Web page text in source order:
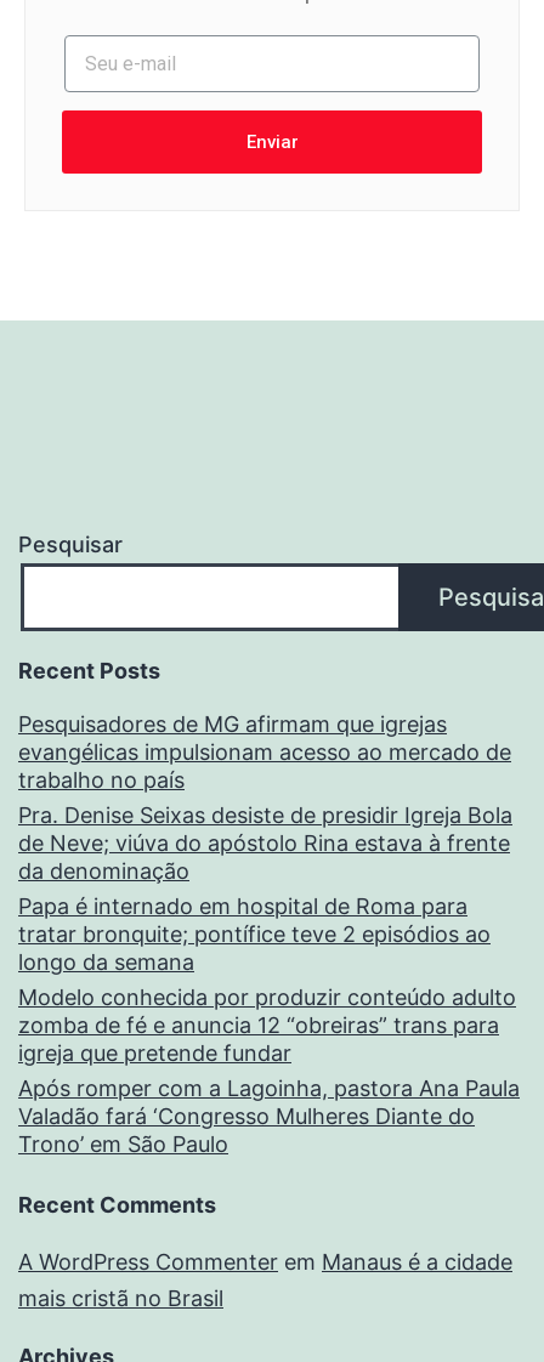
Enviar
Pesquisar
Recent Posts
Pesquisadores de MG afirmam que igrejas
evangélicas impulsionam acesso ao mercado de
trabalho no país
Pra. Denise Seixas desiste de presidir Igreja Bola
de Neve; viúva do apóstolo Rina estava à frente
da denominação
Papa é internado em hospital de Roma para
tratar bronquite; pontífice teve 2 episódios ao
longo da semana
Modelo conhecida por produzir conteúdo adulto
zomba de fé e anuncia 12 “obreiras” trans para
igreja que pretende fundar
Após romper com a Lagoinha, pastora Ana Paula
Valadão fará ‘Congresso Mulheres Diante do
Trono’ em São Paulo
Recent Comments
A WordPress Commenter em Manaus é a cidade
mais cristã no Brasil
Archives